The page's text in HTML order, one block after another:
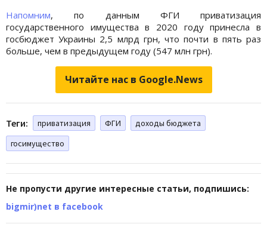
Напомним, по данным ФГИ приватизация
государственного имущества в 2020 году принесла в
госбюджет Украины 2,5 млрд грн, что почти в пять раз
больше, чем в предыдущем году (547 млн грн).
Читайте нас в Google.News
Теги: приватизация ФГИ
доходы бюджета
госимущество
Не пропусти другие интересные статьи, подпишись:
bigmir)net в facebook